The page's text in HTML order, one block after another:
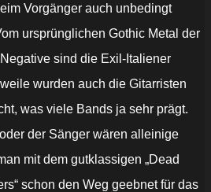
Vorgänger auch unbedingt
ursprünglichen Gothic Metal der
sind die Exil-Italiener
wurden auch die Gitarristen
was viele Bands ja sehr prägt.
der Sänger wären alleinige
mit dem gutklassigen „Dead
schon den Weg geebnet für das